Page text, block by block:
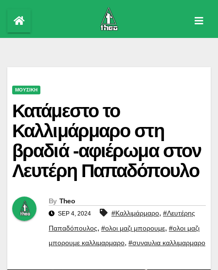
content
ΜΟΥΣΙΚΗ
Κατάμεστο το
Καλλιμάρμαρο στη
βραδιά -αφιέρωμα στον
Λευτέρη Παπαδόπουλο
By Theo
SEP 4, 2024 #Καλλιμάρμαρο, #Λευτέρης
Παπαδόπουλος, #ολοι μαζι μπορουμε, #ολοι μαζι
μπορουμε καλλιμαρμαρο, #συναυλια καλλιμαρμαρο